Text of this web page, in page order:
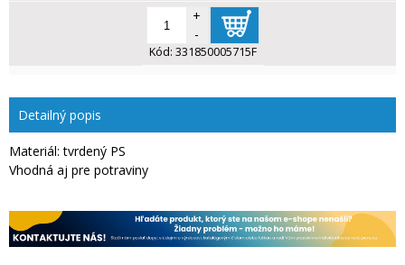
+
-
Kód: 331850005715F
Detailný popis
Materiál: tvrdený PS
Vhodná aj pre potraviny